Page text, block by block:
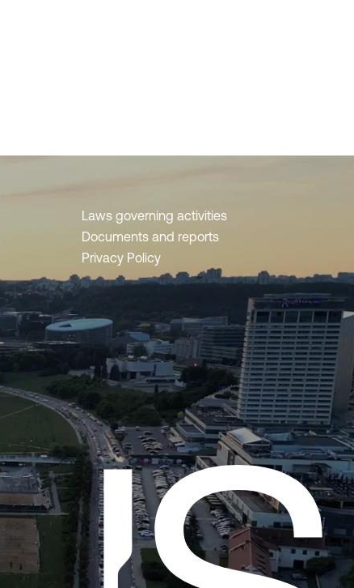
Laws governing activities
Documents and reports
Privacy Policy